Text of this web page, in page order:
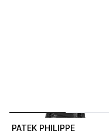
PATEK PHILIPPE